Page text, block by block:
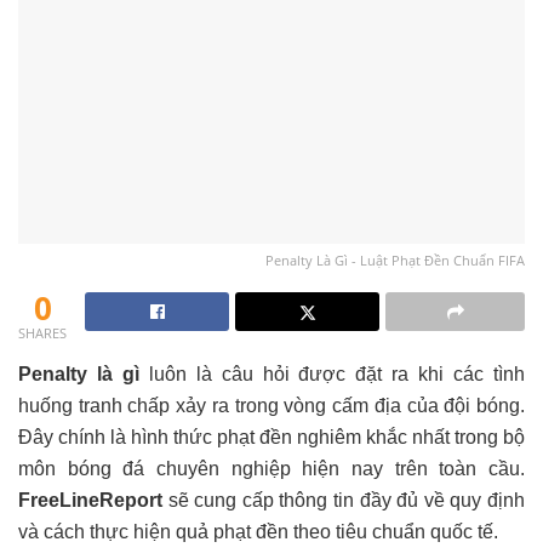
Penalty Là Gì - Luật Phạt Đền Chuẩn FIFA
0
SHARES
Penalty là gìluôn là câu hỏi được đặt ra khi các tình
huống tranh chấp xảy ra trong vòng cấm địa của đội bóng.
Đây chính là hình thức phạt đền nghiêm khắc nhất trong bộ
môn bóng đá chuyên nghiệp hiện nay trên toàn cầu.
FreeLineReport sẽ cung cấp thông tin đầy đủ về quy định
và cách thực hiện quả phạt đền theo tiêu chuẩn quốc tế.